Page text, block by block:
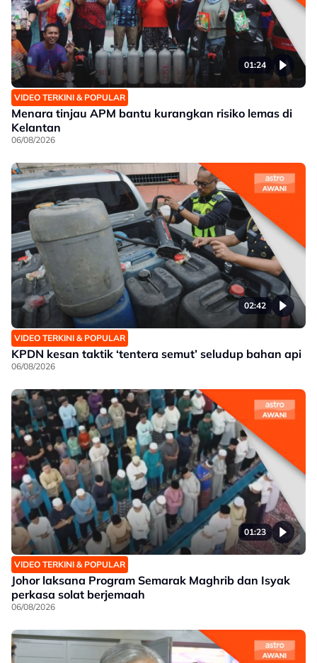
01:24
VIDEO TERKINI & POPULAR
Menara tinjau APM bantu kurangkan risiko lemas di
Kelantan
06/08/2026
02:42
VIDEO TERKINI & POPULAR
KPDN kesan taktik ‘tentera semut’ seludup bahan api
06/08/2026
01:23
VIDEO TERKINI & POPULAR
Johor laksana Program Semarak Maghrib dan Isyak
perkasa solat berjemaah
06/08/2026